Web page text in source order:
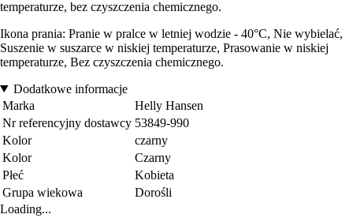
temperaturze, bez czyszczenia chemicznego.
Ikona prania: Pranie w pralce w letniej wodzie - 40°C, Nie wybielać,
Suszenie w suszarce w niskiej temperaturze, Prasowanie w niskiej
temperaturze, Bez czyszczenia chemicznego.
Dodatkowe informacje
Marka
Helly Hansen
Nr referencyjny dostawcy 53849-990
Kolor
czarny
Kolor
Czarny
Płeć
Kobieta
Grupa wiekowa
Dorośli
Loading...